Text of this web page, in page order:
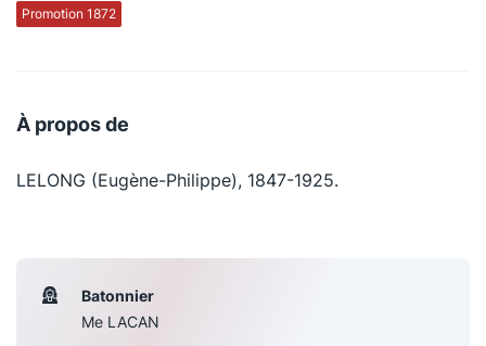
Promotion 1872
À propos de
LELONG (Eugène-Philippe), 1847-1925.
Batonnier
Me LACAN
La défense pénale
Le Concours de la Conférence
La Petite Conférence